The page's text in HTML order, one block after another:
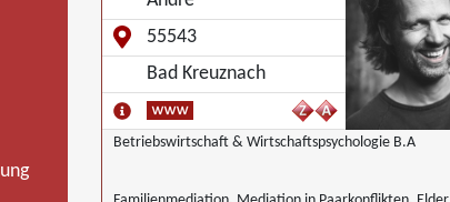
55543
Bad Kreuznach
Betriebswirtschaft & Wirtschaftspsychologie B.A